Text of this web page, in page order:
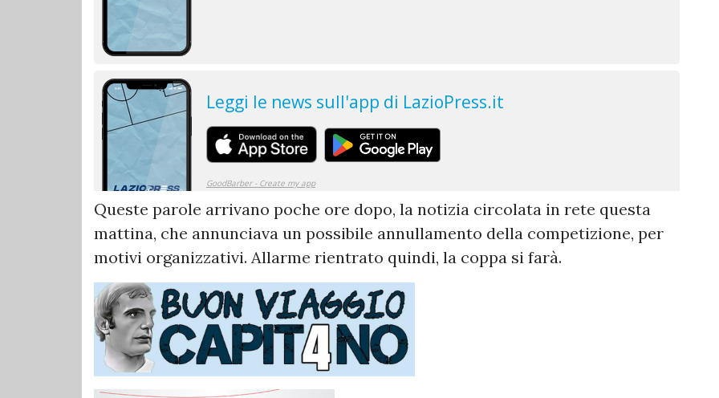
Queste parole arrivano poche ore dopo, la notizia circolata in rete questa
mattina, che annunciava un possibile annullamento della competizione, per
motivi organizzativi. Allarme rientrato quindi, la coppa si farà.